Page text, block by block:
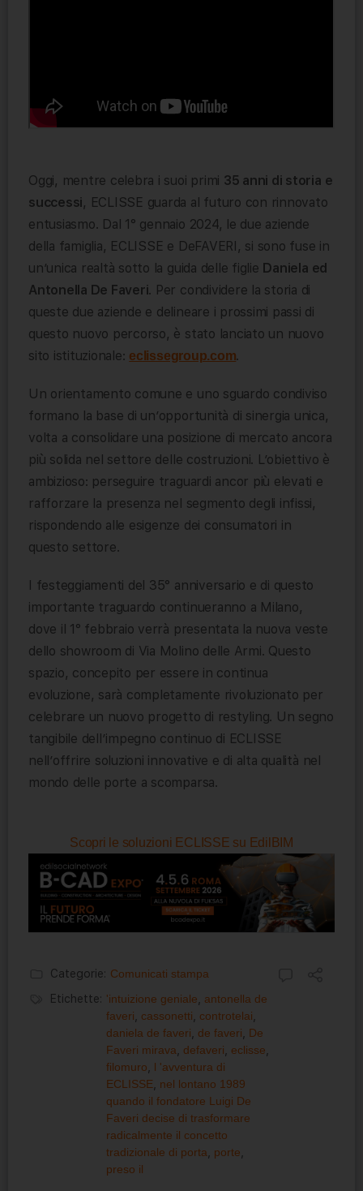
Oggi, mentre celebra i suoi primi 35 anni di storia e
successi, ECLISSE guarda al futuro con rinnovato
entusiasmo. Dal 1° gennaio 2024, le due aziende
della famiglia, ECLISSE e DeFAVERI, si sono fuse in
un’unica realtà sotto la guida delle figlie Daniela ed
Antonella De Faveri. Per condividere la storia di
queste due aziende e delineare i prossimi passi di
questo nuovo percorso, è stato lanciato un nuovo
sito istituzionale: eclissegroup.com.
Un orientamento comune e uno sguardo condiviso
formano la base di un’opportunità di sinergia unica,
volta a consolidare una posizione di mercato ancora
più solida nel settore delle costruzioni. L’obiettivo è
ambizioso: perseguire traguardi ancor più elevati e
rafforzare la presenza nel segmento degli infissi,
rispondendo alle esigenze dei consumatori in
questo settore.
I festeggiamenti del 35° anniversario e di questo
importante traguardo continueranno a Milano,
dove il 1° febbraio verrà presentata la nuova veste
dello showroom di Via Molino delle Armi. Questo
spazio, concepito per essere in continua
evoluzione, sarà completamente rivoluzionato per
celebrare un nuovo progetto di restyling. Un segno
tangibile dell’impegno continuo di ECLISSE
nell’offrire soluzioni innovative e di alta qualità nel
mondo delle porte a scomparsa.
Scopri le soluzioni ECLISSE su EdilBIM
Categorie: Comunicati stampa
Etichette: 'intuizione geniale, antonella de
faveri, cassonetti, controtelai,
daniela de faveri, de faveri, De
Faveri mirava, defaveri, eclisse,
filomuro, l 'avventura di
ECLISSE, nel lontano 1989
quando il fondatore Luigi De
Faveri decise di trasformare
radicalmente il concetto
tradizionale di porta, porte,
preso il